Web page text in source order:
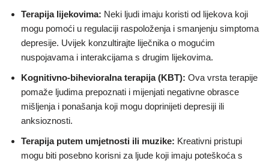
Terapija lijekovima: Neki ljudi imaju koristi od lijekova koji
mogu pomoći u regulaciji raspoloženja i smanjenju simptoma
depresije. Uvijek konzultirajte liječnika o mogućim
nuspojavama i interakcijama s drugim lijekovima.
Kognitivno-bihevioralna terapija (KBT): Ova vrsta terapije
pomaže ljudima prepoznati i mijenjati negativne obrasce
mišljenja i ponašanja koji mogu doprinijeti depresiji ili
anksioznosti.
Terapija putem umjetnosti ili muzike: Kreativni pristupi
mogu biti posebno korisni za ljude koji imaju poteškoća s